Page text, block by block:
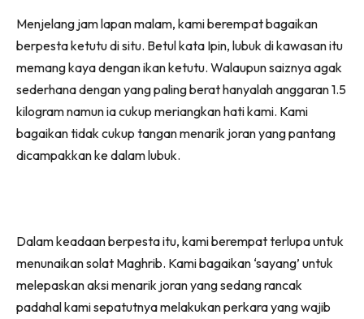
Menjelang jam lapan malam, kami berempat bagaikan
berpesta ketutu di situ. Betul kata Ipin, lubuk di kawasan itu
memang kaya dengan ikan ketutu. Walaupun saiznya agak
sederhana dengan yang paling berat hanyalah anggaran 1.5
kilogram namun ia cukup meriangkan hati kami. Kami
bagaikan tidak cukup tangan menarik joran yang pantang
dicampakkan ke dalam lubuk.
Dalam keadaan berpesta itu, kami berempat terlupa untuk
menunaikan solat Maghrib. Kami bagaikan ‘sayang’ untuk
melepaskan aksi menarik joran yang sedang rancak
padahal kami sepatutnya melakukan perkara yang wajib